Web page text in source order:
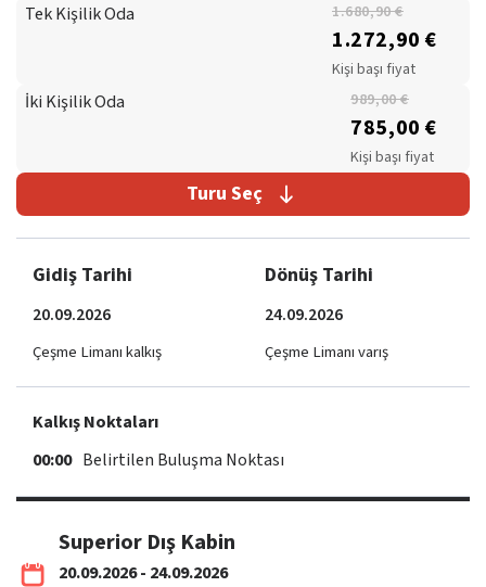
Tek Kişilik Oda 1.680,90 €
1.272,90 €
Kişi başı fiyat
İki Kişilik Oda 989,00 €
785,00 €
Kişi başı fiyat
Turu Seç
Gidiş Tarihi
20.09.2026
Çeşme Limanı kalkış
Dönüş Tarihi
24.09.2026
Çeşme Limanı varış
Kalkış Noktaları
00:00 Belirtilen Buluşma Noktası
Superior Dış Kabin
20.09.2026 - 24.09.2026